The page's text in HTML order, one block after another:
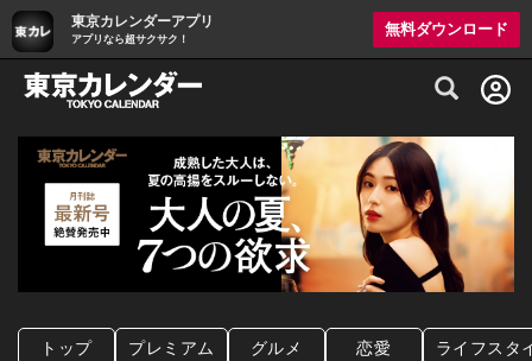
東京カレンダーアプリ
アプリなら超サクサク！
無料ダウンロード
グルメ情報・プレミアムレストラン予約
トップ プレミアム グルメ 恋愛 ライフスタ